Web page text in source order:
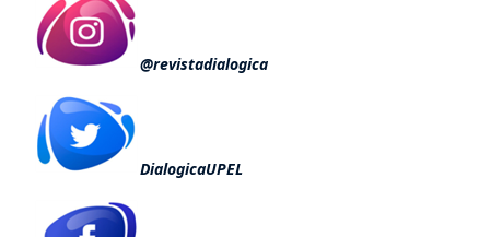
@revistadialogica
DialogicaUPEL